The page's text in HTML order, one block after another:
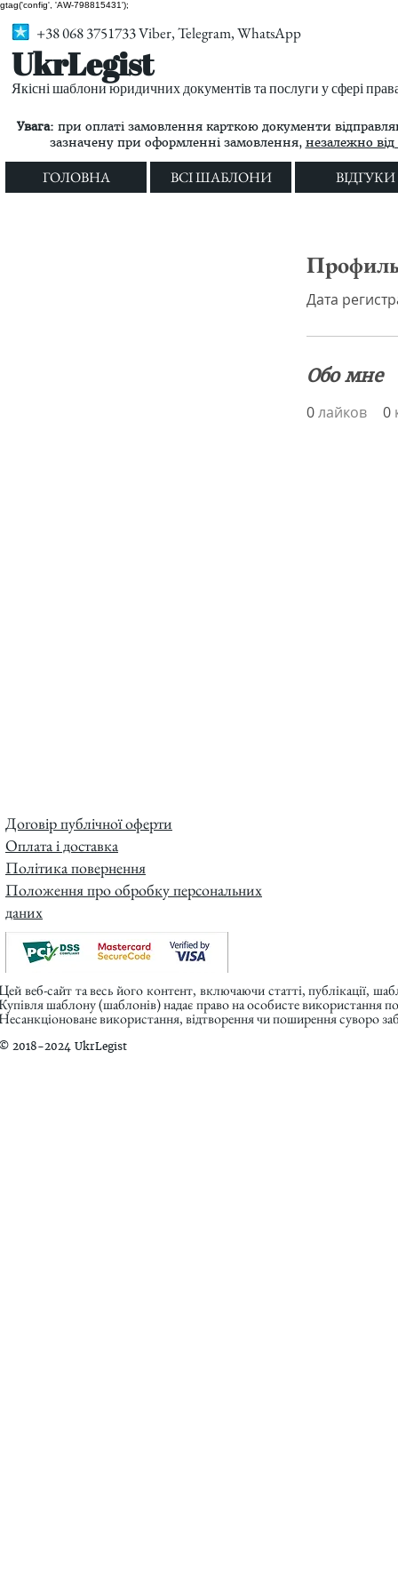
gtag('config', 'AW-798815431');
+38 068 3751733 Viber, Telegram, WhatsApp
UkrLegist
Якісні шаблони юридичних документів та послуги у сфері
Увага: при оплаті замовлення карткою документи
зазначену при оформленні замовлення, незалежно від
ГОЛОВНА ВСІ ШАБЛОНИ ВІДГУКИ
Дата
Обо мне
0лайков 0
Договір публічної оферти
Оплата і доставка
Політика повернення
Положення про обробку персональних
даних
веб-сайт та весь його контент, включаючи статті, публікації,
шаблону (шаблонів) надає право на особисте використання
використання, відтворення чи поширення суворо
2018-2024 UkrLegist